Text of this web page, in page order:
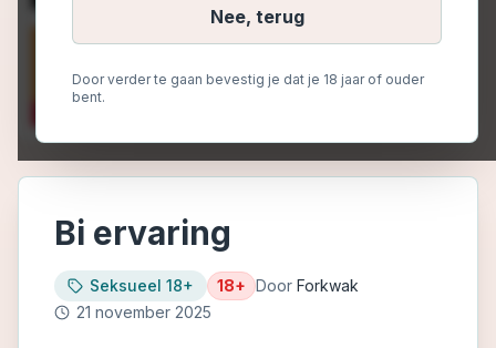
Nee, terug
Door verder te gaan bevestig je dat je 18 jaar of ouder
bent.
Bi ervaring
Seksueel 18+ 18+ Door Forkwak
21 november 2025